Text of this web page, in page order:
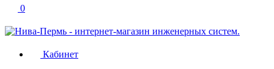
0
Кабинет